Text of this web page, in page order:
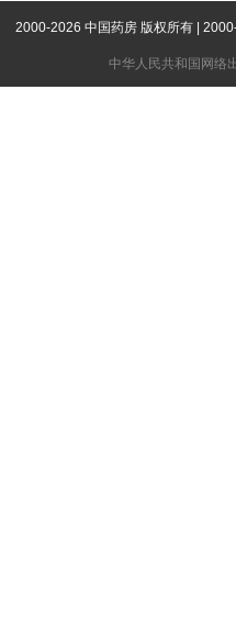
2000-2026 中国药房 版权所有 |
中华人民共和国网络